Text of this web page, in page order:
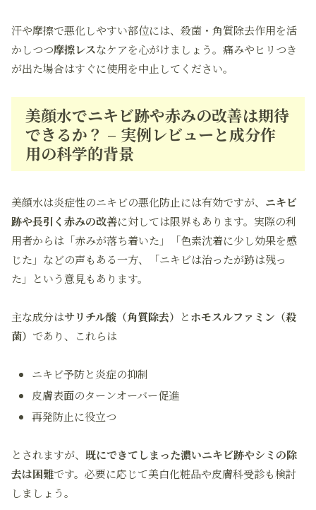
汗や摩擦で悪化しやすい部位には、殺菌・角質除去作用を活
かしつつ摩擦レスなケアを心がけましょう。痛みやヒリつき
が出た場合はすぐに使用を中止してください。
美顔水でニキビ跡や赤みの改善は期待
できるか？ – 実例レビューと成分作
用の科学的背景
美顔水は炎症性のニキビの悪化防止には有効ですが、 ニキビ
跡や長引く赤みの改善に対しては限界もあります。実際の利
用者からは「赤みが落ち着いた」「色素沈着に少し効果を感
じた」などの声もある一方、「ニキビは治ったが跡は残っ
た」という意見もあります。
主な成分はサリチル酸（角質除去） とホモスルファミン（殺
菌） であり、これらは
ニキビ予防と炎症の抑制
皮膚表面のターンオーバー促進
再発防止に役立つ
とされますが、 既にできてしまった濃いニキビ跡やシミの除
去は困難です。必要に応じて美白化粧品や皮膚科受診も検討
しましょう。